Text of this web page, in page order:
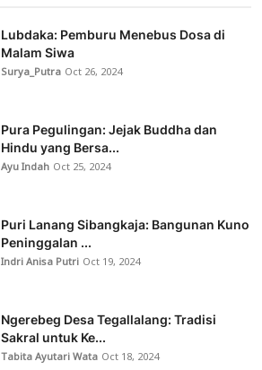
Lubdaka: Pemburu Menebus Dosa di
Malam Siwa
Surya_Putra Oct 26, 2024
Pura Pegulingan: Jejak Buddha dan
Hindu yang Bersa...
Ayu Indah Oct 25, 2024
Puri Lanang Sibangkaja: Bangunan Kuno
Peninggalan ...
Indri Anisa Putri Oct 19, 2024
Ngerebeg Desa Tegallalang: Tradisi
Sakral untuk Ke...
Tabita Ayutari Wata Oct 18, 2024